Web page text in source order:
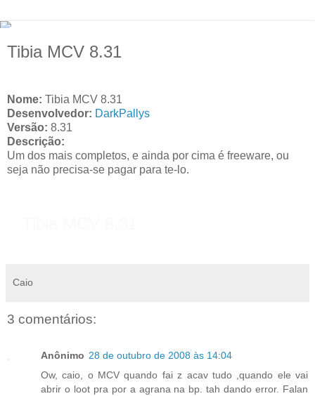
Tibia MCV 8.31
Nome: Tibia MCV 8.31
Desenvolvedor: DarkPallys
Versão: 8.31
Descrição:
Um dos mais completos, e ainda por cima é freeware, ou
seja não precisa-se pagar para te-lo.
Caio
3 comentários:
Anônimo 28 de outubro de 2008 às 14:04
Ow, caio, o MCV quando fai z acav tudo ,quando ele vai
abrir o loot pra por a agrana na bp. tah dando error. Falan